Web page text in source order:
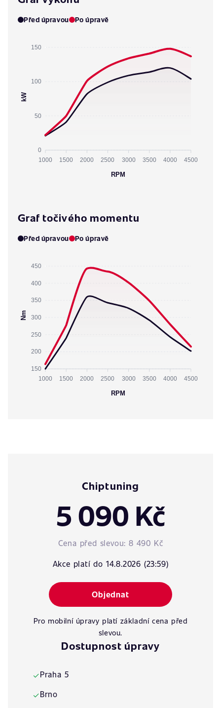
Před úpravou Po úpravě
150
100
50
0
kW
1000 1500 2000 2500 3000 3500 4000 4500
RPM
Graf točivého momentu
Před úpravou Po úpravě
450
400
350
300
250
200
150
Nm
1000 1500 2000 2500 3000 3500 4000 4500
RPM
Chiptuning
5 090 Kč
Cena před slevou: 8 490 Kč
Akce platí do 14.8.2026 (23:59)
Objednat
Pro mobilní úpravy platí základní cena před
slevou.
Dostupnost úpravy
✓Praha 5
✓Brno